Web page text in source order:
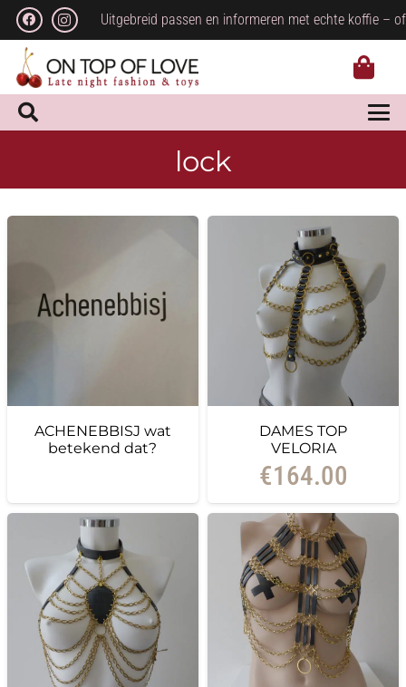
Uitgebreid passen en informeren met echte koffie –
lock
ACHENEBBISJ wat
betekend dat?
DAMES TOP
VELORIA
€164.00